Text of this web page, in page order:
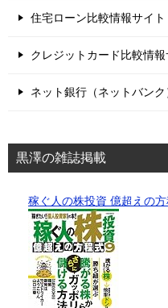
住宅ローン比較情報サイ
クレジットカード比較情
ネット銀行（ネットバン
黒澤の雑誌掲載
稼ぐ人の株投資 億超えの